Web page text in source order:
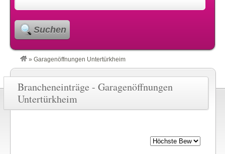
Suchen
» Garagenöffnungen Untertürkheim
Brancheneinträge - Garagenöffnungen
Untertürkheim